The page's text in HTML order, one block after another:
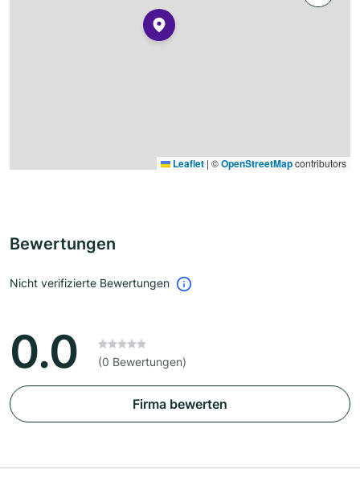
Leaflet | ©OpenStreetMapcontributors
Bewertungen
Nicht verifizierte Bewertungen
0.0 (0 Bewertungen)
Firma bewerten